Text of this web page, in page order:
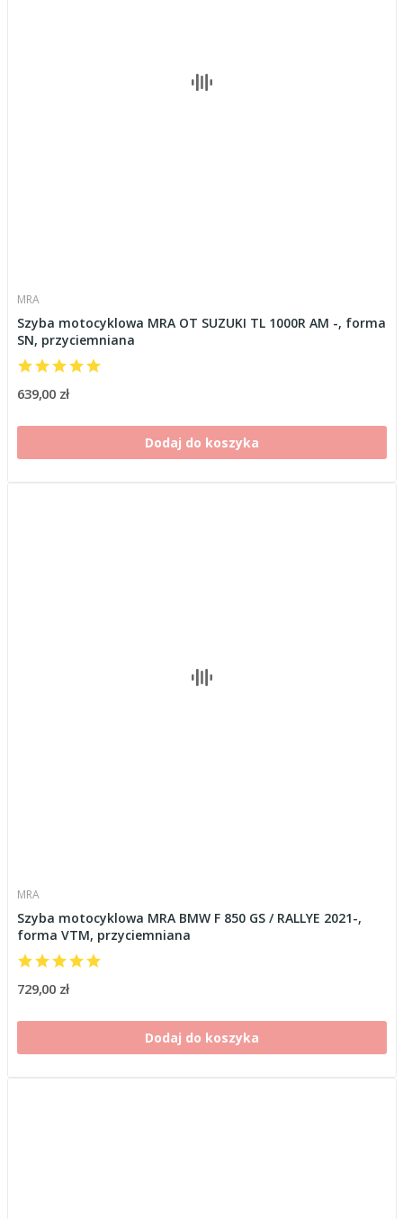
MRA
Szyba motocyklowa MRA OT SUZUKI TL 1000R AM -, forma
SN, przyciemniana
639,00 zł
Dodaj do koszyka
MRA
Szyba motocyklowa MRA BMW F 850 GS / RALLYE 2021-,
forma VTM, przyciemniana
729,00 zł
Dodaj do koszyka